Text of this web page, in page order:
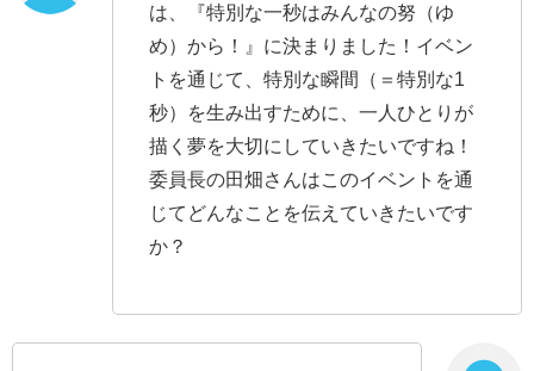
は、『特別な一秒はみんなの努（ゆ
め）から！』に決まりました！イベン
トを通じて、特別な瞬間（＝特別な1
秒）を生み出すために、一人ひとりが
描く夢を大切にしていきたいですね！
委員長の田畑さんはこのイベントを通
じてどんなことを伝えていきたいです
か？